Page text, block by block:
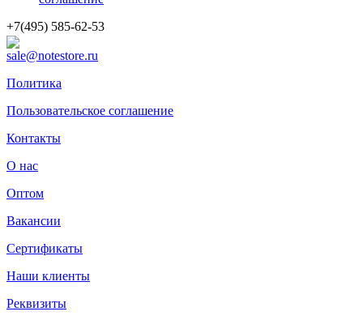
+7(495) 585-62-53
sale@notestore.ru
Политика
Пользовательское соглашение
Контакты
О нас
Оптом
Вакансии
Сертификаты
Наши клиенты
Реквизиты